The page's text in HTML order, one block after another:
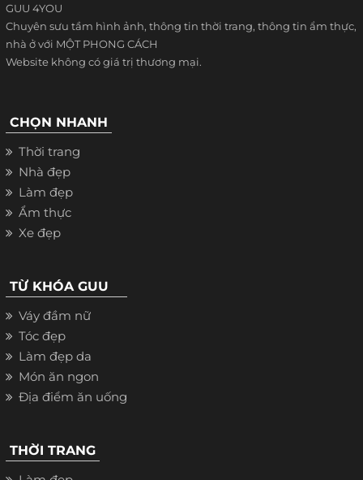
GUU 4YOU
Chuyên sưu tầm hình ảnh, thông tin thời trang, thông tin ẩm thực,
nhà ở với MỘT PHONG CÁCH
Website không có giá trị thương mại.
CHỌN NHANH
Thời trang
Nhà đẹp
Làm đẹp
Ẩm thực
Xe đẹp
TỪ KHÓA GUU
Váy đầm nữ
Tóc đẹp
Làm đẹp da
Món ăn ngon
Địa điểm ăn uống
THỜI TRANG